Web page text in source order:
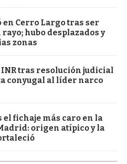
Cerro Largo tras ser
hubo desplazados y
zonas
tras resolución judicial
conyugal al líder narco
el fichaje más caro en la
origen atípico y la